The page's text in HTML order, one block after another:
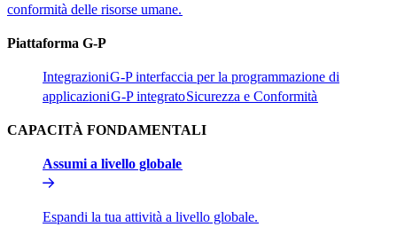
conformità delle risorse umane.​​
Piattaforma G-P​​
Integrazioni​​G-P interfaccia per la programmazione di
applicazioni​​G-P integrato​​Sicurezza e Conformità​​
CAPACITÀ FONDAMENTALI​​
Assumi a livello globale​​
Espandi la tua attività a livello globale.​​